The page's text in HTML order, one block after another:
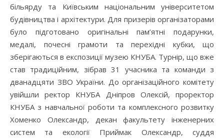
більярду та Київським національним університетом
будівництва і архітектури. Для призерів організаторами
було підготовано оригінальні пам’ятні подарунки,
медалі, почесні грамоти та перехідні кубки, що
зберігаються в експозиції музею КНУБА. Турнір, що вже
став традиційним, зібрав 31 учасника та команди з
дванадцяти ЗВО України. До організаційного комітету
увійшли ректор КНУБА Дніпров Олексій, проректор
КНУБА з навчальної роботи та комплексного розвитку
Хоменко Олександр, декан факультету інженерних
систем та екології Приймак Олександр, суддя